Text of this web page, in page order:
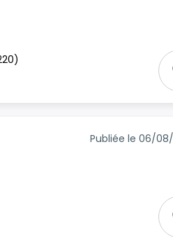
Publiée le 06/